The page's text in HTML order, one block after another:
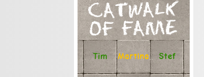
CATWALK
OF FAME
Tim Martina Stef